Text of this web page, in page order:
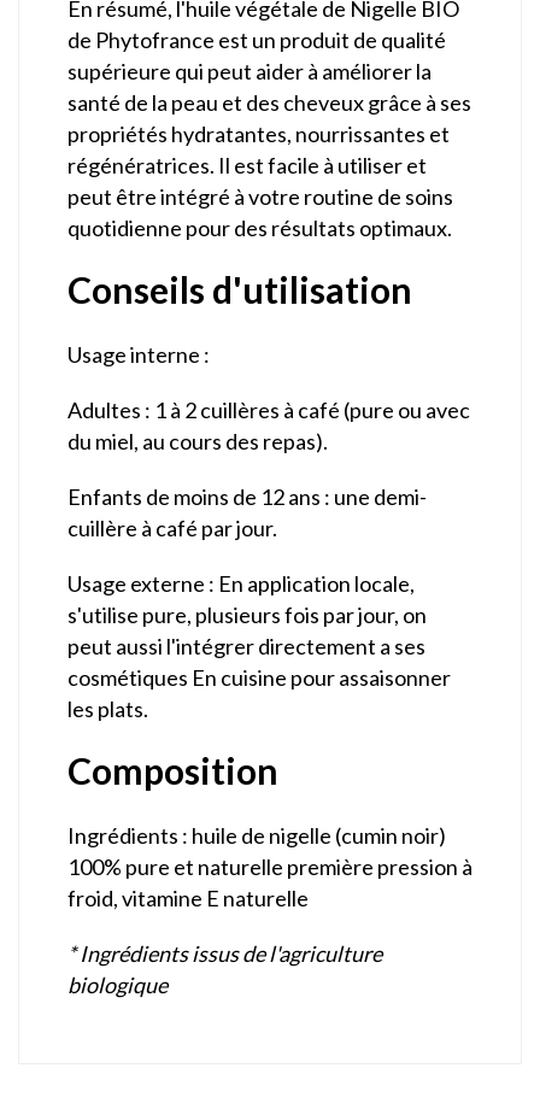
En résumé, l'huile végétale de Nigelle BIO
de Phytofrance est un produit de qualité
supérieure qui peut aider à améliorer la
santé de la peau et des cheveux grâce à ses
propriétés hydratantes, nourrissantes et
régénératrices. Il est facile à utiliser et
peut être intégré à votre routine de soins
quotidienne pour des résultats optimaux.
Conseils d'utilisation
Usage interne :
Adultes : 1 à 2 cuillères à café (pure ou avec
du miel, au cours des repas).
Enfants de moins de 12 ans : une demi-
cuillère à café par jour.
Usage externe : En application locale,
s'utilise pure, plusieurs fois par jour, on
peut aussi l'intégrer directement a ses
cosmétiques En cuisine pour assaisonner
les plats.
Composition
Ingrédients : huile de nigelle (cumin noir)
100% pure et naturelle première pression à
froid, vitamine E naturelle
* Ingrédients issus de l'agriculture
biologique